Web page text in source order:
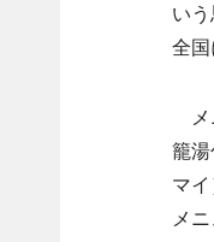
い
全
メ
籠
マ
メ